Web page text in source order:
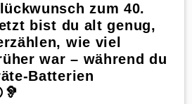
zum 40.
bist du alt genug,
wie viel
war – während du
Batterien